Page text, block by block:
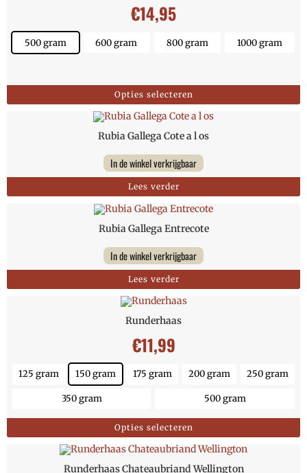
€14,95
500 gram 600 gram 800 gram 1000 gram
Opties selecteren
Rubia Gallega Cote a l os
In de winkel verkrijgbaar
Lees verder
Rubia Gallega Entrecote
In de winkel verkrijgbaar
Lees verder
Runderhaas
€11,99
125 gram 150 gram 175 gram 200 gram 250 gram
350 gram 500 gram
Opties selecteren
Runderhaas Chateaubriand Wellington